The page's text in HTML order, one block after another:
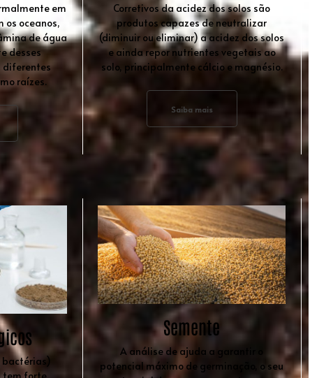
em
os oceanos,
de água
desses
diferentes
raízes.
Corretivos da acidez dos solos são
produtos capazes de neutralizar
(diminuir ou eliminar) a acidez dos solos
e ainda repor nutrientes vegetais ao
solo, principalmente cálcio e magnésio.
Saiba mais
bactérias)
Semente
A análise de ajuda a garantir o
potencial máximo de germinação, o seu